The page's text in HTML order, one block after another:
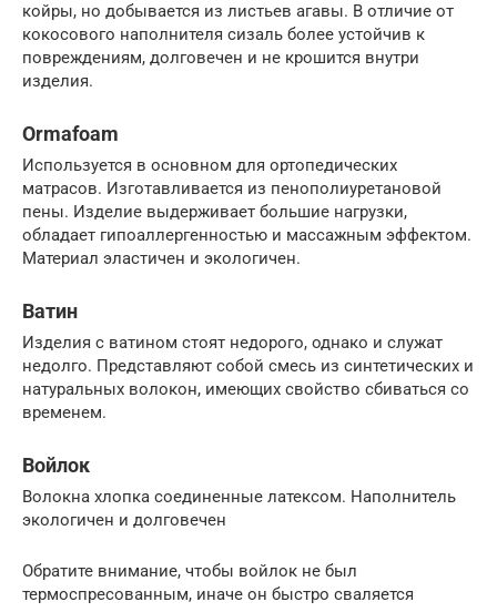
койры, но добывается из листьев агавы. В отличие от
кокосового наполнителя сизаль более устойчив к
повреждениям, долговечен и не крошится внутри
изделия.
Ormafoam
Используется в основном для ортопедических
матрасов. Изготавливается из пенополиуретановой
пены. Изделие выдерживает большие нагрузки,
обладает гипоаллергенностью и массажным эффектом.
Материал эластичен и экологичен.
Ватин
Изделия с ватином стоят недорого, однако и служат
недолго. Представляют собой смесь из синтетических и
натуральных волокон, имеющих свойство сбиваться со
временем.
Войлок
Волокна хлопка соединенные латексом. Наполнитель
экологичен и долговечен
Обратите внимание, чтобы войлок не был
термоспресованным, иначе он быстро сваляется